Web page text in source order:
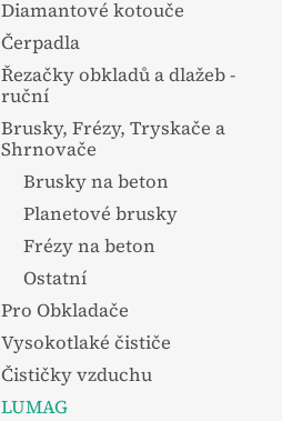
Diamantové kotouče
Čerpadla
Řezačky obkladů a dlažeb -
ruční
Brusky, Frézy, Tryskače a
Shrnovače
Brusky na beton
Planetové brusky
Frézy na beton
Ostatní
Pro Obkladače
Vysokotlaké čističe
Čističky vzduchu
LUMAG